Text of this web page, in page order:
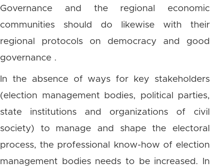
Governance and the regional economic
communities should do likewise with their
regional protocols on democracy and good
governance .
In the absence of ways for key stakeholders
(election management bodies, political parties,
state institutions and organizations of civil
society) to manage and shape the electoral
process, the professional know-how of election
management bodies needs to be increased. In